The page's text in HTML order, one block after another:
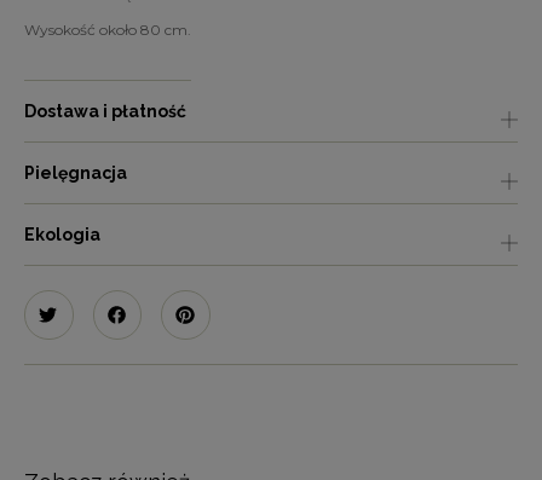
Wysokość około 80 cm.
Dostawa i płatność
Pielęgnacja
Ekologia